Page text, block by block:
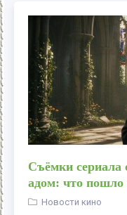
Съёмки сериала
адом: что пошло
Новости кино